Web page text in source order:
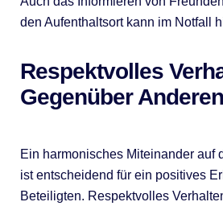
den Aufenthaltsort kann im Notfall
Respektvolles
Gegenüber
Ein harmonisches Miteinander auf
ist entscheidend für ein positives
Beteiligten. Respektvolles